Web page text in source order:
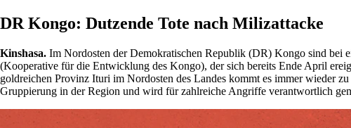
DR Kongo: Dutzende Tote nach Milizattacke
Kinshasa. Im Nordosten der Demokratischen Republik (DR) Kongo sind bei
(Kooperative für die Entwicklung des Kongo), der sich bereits Ende April
goldreichen Provinz Ituri im Nordosten des Landes kommt es immer wieder
Gruppierung in der Region und wird für zahlreiche Angriffe verantwortlich